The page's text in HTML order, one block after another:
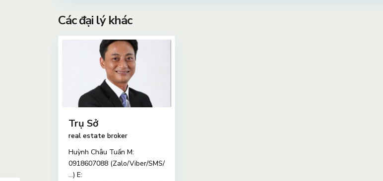
Các đại lý khác
Trụ Sở
real estate broker
Huỳnh Châu Tuấn M:
0918607088 (Zalo/Viber/SMS/
…) E: